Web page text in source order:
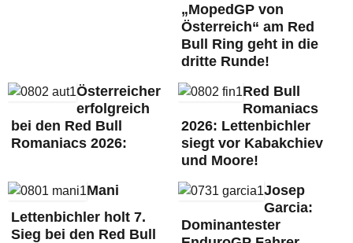
„MopedGP von
Österreich“ am Red
Bull Ring geht in die
dritte Runde!
Österreicher
erfolgreich
bei den Red Bull
Romaniacs 2026:
Red Bull
Romaniacs
2026: Lettenbichler
siegt vor Kabakchiev
und Moore!
Mani
Lettenbichler holt 7.
Sieg bei den Red Bull
Josep
Garcia:
Dominantester